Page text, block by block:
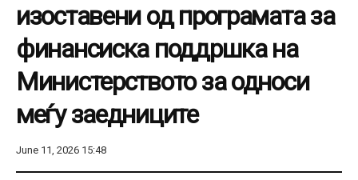
изоставени од програмата за
финансиска поддршка на
Министерството за односи
меѓу заедниците
June 11, 2026 15:48